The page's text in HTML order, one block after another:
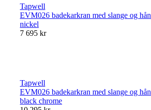
Tapwell
EVM026 badekarkran med slange og
nickel
7 695 kr
Tapwell
EVM026 badekarkran med slange og
black chrome